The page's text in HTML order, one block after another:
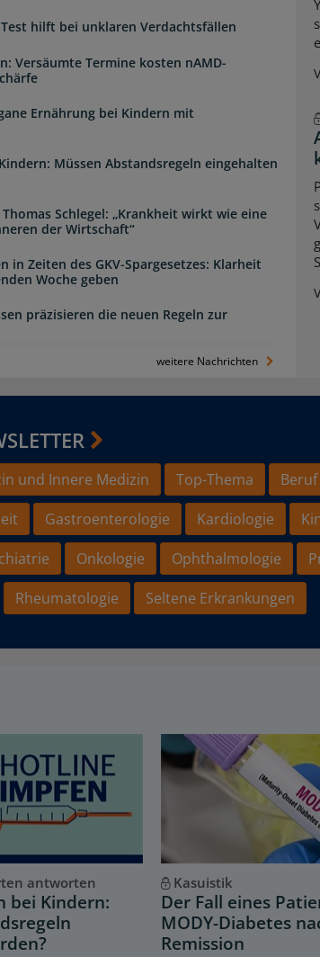
Test hilft bei unklaren Verdachtsfällen
Versäumte Termine kosten nAMD-
Ernährung bei Kindern mit
Müssen Abstandsregeln eingehalten
Schlegel: „Krankheit wirkt wie eine
der Wirtschaft“
in Zeiten des GKV-Spargesetzes: Klarheit
Woche geben
präzisieren die neuen Regeln zur
weitere Nachrichten
und Innere Medizin Top-Thema
Gastroenterologie Kardiologie
Onkologie Ophthalmologie
Rheumatologie Seltene Erkrankungen
antworten
bei Kindern:
Kasuistik
Der Fall eines
MODY-Diabetes
Remission